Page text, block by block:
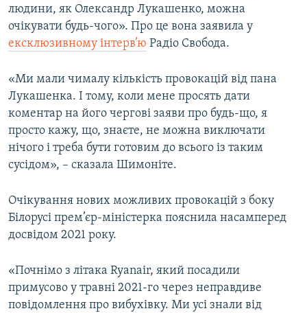
Усі сайти RFE/RL
людини, як Олександр Лукашенко, можна
очікувати будь-чого». Про це вона заявила у
ексклюзивному інтерв’ю Радіо Свобода.
«Ми мали чималу кількість провокацій від пана
Лукашенка. І тому, коли мене просять дати
коментар на його чергові заяви про будь-що, я
просто кажу, що, знаєте, не можна виключати
нічого і треба бути готовим до всього із таким
сусідом», – сказала Шимоніте.
Очікування нових можливих провокацій з боку
Білорусі прем’єр-міністерка пояснила насамперед
досвідом 2021 року.
«Почнімо з літака Ryanair, який посадили
примусово у травні 2021-го через неправдиве
повідомлення про вибухівку. Ми усі знали від